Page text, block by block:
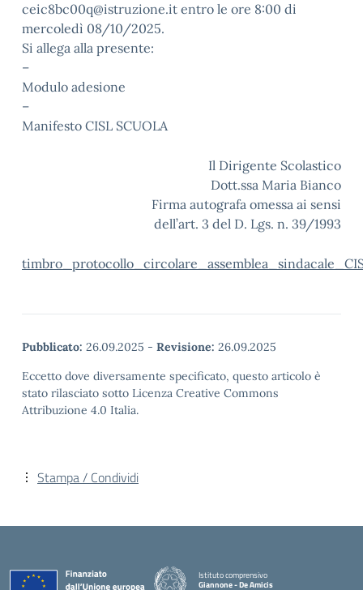
ceic8bc00q@istruzione.it entro le ore 8:00 di
mercoledì 08/10/2025.
Si allega alla presente:
–
Modulo adesione
–
Manifesto CISL SCUOLA
Il Dirigente Scolastico
Dott.ssa Maria Bianco
Firma autografa omessa ai sensi
dell’art. 3 del D. Lgs. n. 39/1993
Pubblicato: 26.09.2025 - Revisione: 26.09.2025
Eccetto dove diversamente specificato, questo articolo è
stato rilasciato sotto Licenza Creative Commons
Attribuzione 4.0 Italia.
Stampa / Condividi
Istituto comprensivo
Giannone - De Amicis